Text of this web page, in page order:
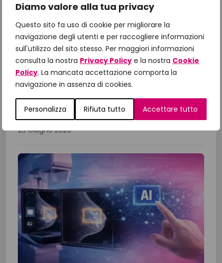
Diamo valore alla tua privacy
Questo sito fa uso di cookie per migliorare la
navigazione degli utenti e per raccogliere informazioni
sull'utilizzo del sito stesso. Per maggiori informazioni
consulta la nostra Privacy Policy e la nostra Cookie
Policy. La mancata accettazione comporta la
navigazione in assenza di cookies.
Personalizza Rifiuta tutto Accettare tutto
Il Manifesto di Fondazione
IncontraDonna: dalle priorità alle
azioni, il confronto con le Istituzioni
per gli obiettivi 2026
A un anno dalla presentazione del Manifesto
“Un impegno per la Salute 2025-2027”,
comunità scientifica, associazioni di...
23 Giugno 2026